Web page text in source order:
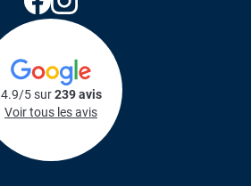
4.9/5 sur239 avis
Voir tous les avis